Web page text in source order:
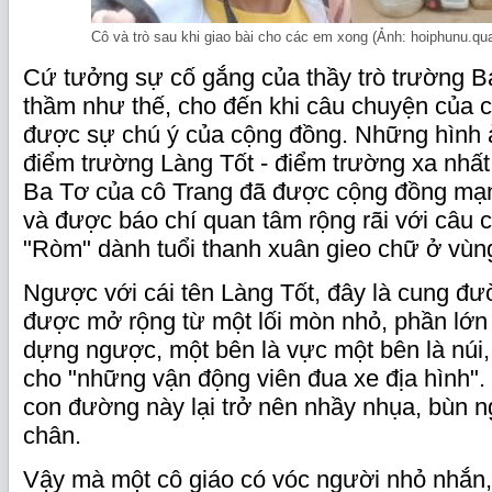
Cô và trò sau khi giao bài cho các em xong (Ảnh:
Cứ tưởng sự cố gắng của thầy trò trường
thầm như thế, cho đến khi câu chuyện của
được sự chú ý của cộng đồng. Những hình
điểm trường Làng Tốt - điểm trường xa
Ba Tơ của cô Trang đã được cộng đồng
và được báo chí quan tâm rộng rãi với câu
"Ròm" dành tuổi thanh xuân gieo chữ ở
Ngược với cái tên Làng Tốt, đây là cung
được mở rộng từ một lối mòn nhỏ, phần
dựng ngược, một bên là vực một bên là
cho "những vận động viên đua xe địa
con đường này lại trở nên nhầy nhụa, bùn
chân.
Vậy mà một cô giáo có vóc người nhỏ